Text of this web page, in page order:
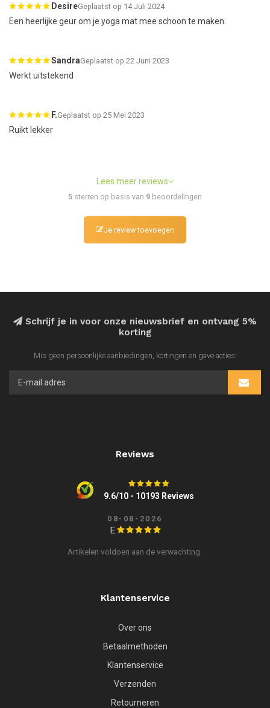
DesireGeplaatst op 14 Juli 2024
Een heerlijke geur om je yoga mat mee schoon te maken.
SandraGeplaatst op 22 Juni 2023
Werkt uitstekend
F.Geplaatst op 25 Mei 2023
Ruikt lekker
Lees meer reviews
5 sterren op basis van 9 beoordelingen
Je review toevoegen
Schrijf je in voor onze nieuwsbrief en ontvang 5%
korting
Mis geen persoonlijke aanbiedingen, kortingen en gave acties!
Reviews
9.6/10 - 10193 Reviews
08-08-2026
E.
Artikelen voldoen aan de verwachting.
Klantenservice
Over ons
Betaalmethoden
Klantenservice
Verzenden
Retourneren